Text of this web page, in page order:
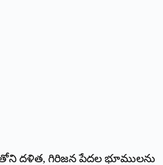
దళిత, గిరిజన పేదల భూములను